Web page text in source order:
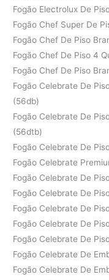
Fogão Electrolux De
Fogão Chef Super De
Fogão Chef De Piso
Fogão Chef De Piso 4
Fogão Chef De Piso
Fogão Celebrate De
(56db)
Fogão Celebrate De
(56dtb)
Fogão Celebrate De
Fogão Celebrate
Fogão Celebrate De
Fogão Celebrate De
Fogão Celebrate De
Fogão Celebrate De
Fogão Celebrate De
Fogão Celebrate De
Fogão Celebrate De